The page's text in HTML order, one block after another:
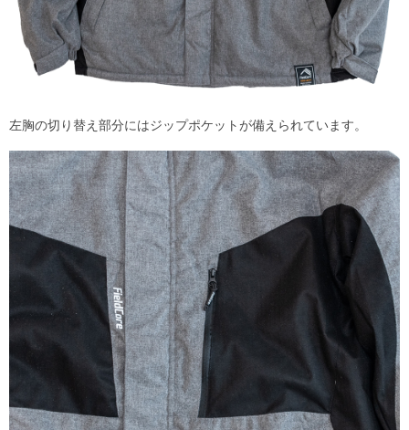
左胸の切り替え部分にはジップポケットが備えられています。